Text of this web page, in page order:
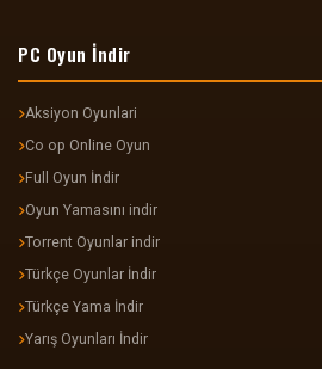
PC Oyun İndir
Aksiyon Oyunlari
Co op Online Oyun
Full Oyun İndir
Oyun Yamasını indir
Torrent Oyunlar indir
Türkçe Oyunlar İndir
Türkçe Yama İndir
Yarış Oyunları İndir